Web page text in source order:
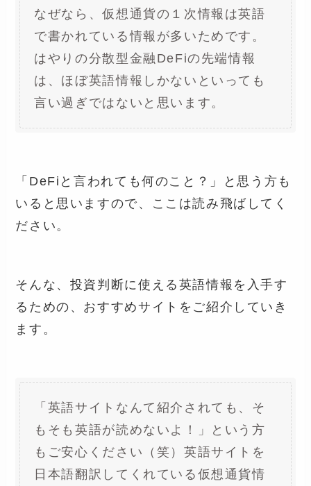
なぜなら、仮想通貨の１次情報は英語
で書かれている情報が多いためです。
はやりの分散型金融DeFiの先端情報
は、ほぼ英語情報しかないといっても
言い過ぎではないと思います。
「DeFiと言われても何のこと？」と思う方も
いると思いますので、ここは読み飛ばしてく
ださい。
そんな、投資判断に使える英語情報を入手す
るための、おすすめサイトをご紹介していき
ます。
「英語サイトなんて紹介されても、そ
もそも英語が読めないよ！」という方
もご安心ください（笑）英語サイトを
日本語翻訳してくれている仮想通貨情